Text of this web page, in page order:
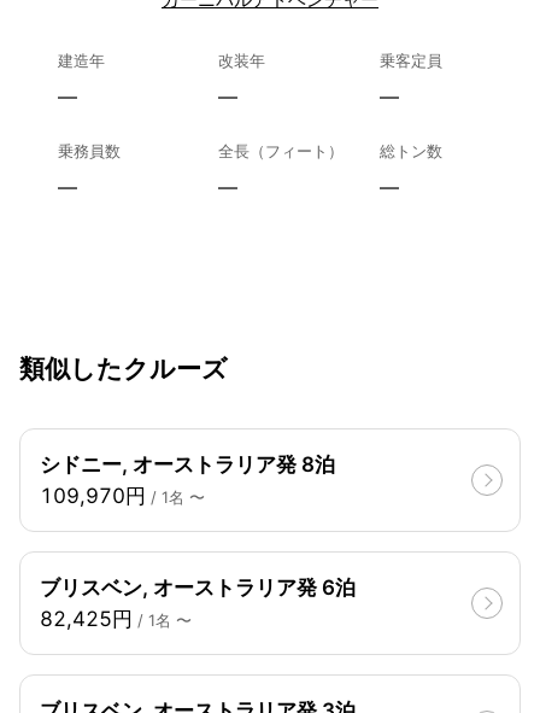
建造年
—
改装年
—
乗客定員
—
乗務員数
—
全長（フィート）
—
総トン数
—
類似したクルーズ
シドニー, オーストラリア発 8泊
109,970円 / 1名 〜
ブリスベン, オーストラリア発 6泊
82,425円 / 1名 〜